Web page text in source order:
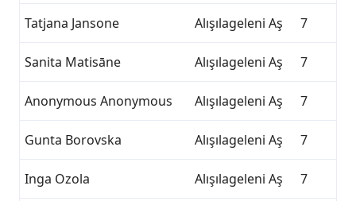
Tatjana Jansone Alışılageleni Aş 7
Sanita Matisāne Alışılageleni Aş 7
Anonymous Anonymous Alışılageleni Aş 7
Gunta Borovska Alışılageleni Aş 7
Inga Ozola Alışılageleni Aş 7